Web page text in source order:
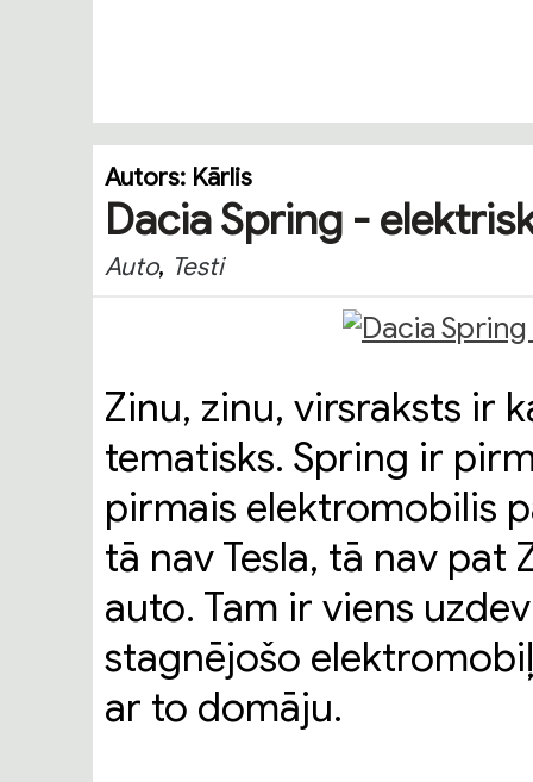
Autors: Kārlis
Dacia Spring -
Auto, Testi
Zinu, zinu, virsraksts ir
tematisks. Spring ir
pirmais elektromobilis
tā nav Tesla, tā nav
auto. Tam ir viens
stagnējošo
ar to domāju.